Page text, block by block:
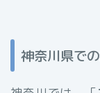
神奈川県で